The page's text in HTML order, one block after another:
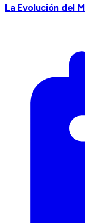
La Evolución del